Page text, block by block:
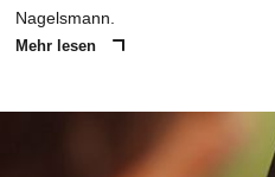
Nagelsmann.
Mehr lesen